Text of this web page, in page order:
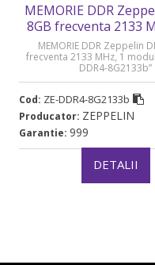
MEMORIE DDR
8GB frecventa 2133
DDR4-
MEMORIE DDR Zeppelin
frecventa 2133 MHz, 1
DDR4-8G2133b”
Cod: ZE-DDR4-8G2133b
Producator: ZEPPELIN
Garantie: 999
DETALII